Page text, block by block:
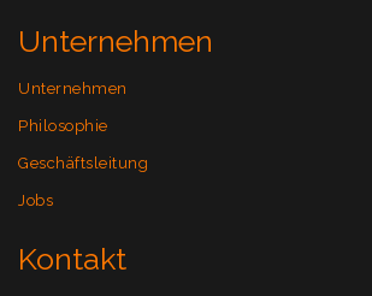
Unternehmen
Unternehmen
Philosophie
Geschäftsleitung
Jobs
Kontakt